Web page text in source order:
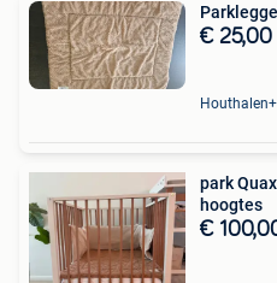
€ 25,00
park
hoogtes
€